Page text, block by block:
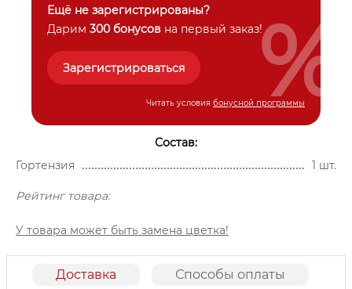
Ещё не зарегистрированы?
Дарим 300 бонусов на первый заказ!
Зарегистрироваться
Читать условия бонусной программы
%
Состав:
Гортензия
1 шт.
Рейтинг товара:
У товара может быть замена цветка!
Доставка Способы оплаты